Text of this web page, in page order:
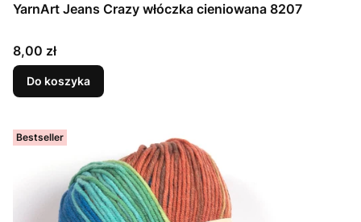
YarnArt Jeans Crazy włóczka cieniowana 8207
Cena
8,00 zł
Do koszyka
Bestseller